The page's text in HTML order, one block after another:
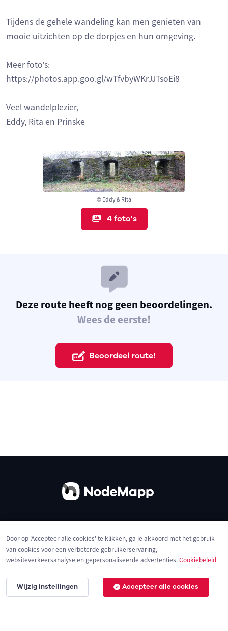
© Eddy & Rita
4 foto's
Tijdens de gehele wandeling kan men genieten van
mooie uitzichten op de dorpjes en hun omgeving.
Meer foto's:
https://photos.app.goo.gl/wTfvbyWKrJJTsoEi8
Veel wandelplezier,
Eddy, Rita en Prinske
Deze route heeft nog geen beoordelingen.
Wees de eerste!
Beoordeel route!
Privacybeleid Cookies
Door op 'Accepteer alle cookies' te klikken, ga je akkoord met het gebruik
van cookies voor een verbeterde gebruikerservaring,
websiteverkeersanalyse en gepersonaliseerde advertenties.Cookiebeleid
Wijzig instellingen Accepteer alle cookies